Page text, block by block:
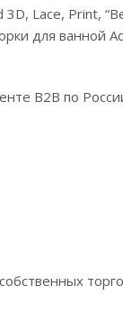
Lace, Print,
для ванной
B2B по